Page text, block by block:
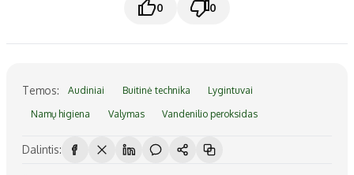
0 0
Temos: Audiniai Buitinė technika Lygintuvai
Namų higiena Valymas Vandenilio peroksidas
Dalintis: